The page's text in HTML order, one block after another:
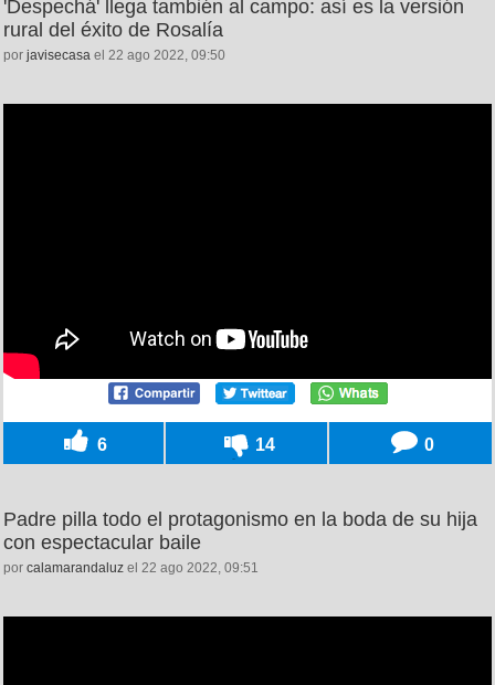
'Despechá' llega también al campo: así es la versión
rural del éxito de Rosalía
por javisecasa el 22 ago 2022, 09:50
6 14 0
Padre pilla todo el protagonismo en la boda de su hija
con espectacular baile
por calamarandaluz el 22 ago 2022, 09:51